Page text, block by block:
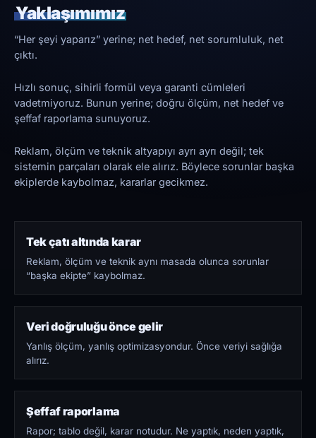
Yaklaşımımız
“Her şeyi yaparız” yerine; net hedef, net sorumluluk, net
çıktı.
Hızlı sonuç, sihirli formül veya garanti cümleleri
vadetmiyoruz. Bunun yerine; doğru ölçüm, net hedef ve
şeffaf raporlama sunuyoruz.
Reklam, ölçüm ve teknik altyapıyı ayrı ayrı değil; tek
sistemin parçaları olarak ele alırız. Böylece sorunlar başka
ekiplerde kaybolmaz, kararlar gecikmez.
Tek çatı altında karar
Reklam, ölçüm ve teknik aynı masada olunca sorunlar
“başka ekipte” kaybolmaz.
Veri doğruluğu önce gelir
Yanlış ölçüm, yanlış optimizasyondur. Önce veriyi sağlığa
alırız.
Şeffaf raporlama
Rapor; tablo değil, karar notudur. Ne yaptık, neden yaptık,